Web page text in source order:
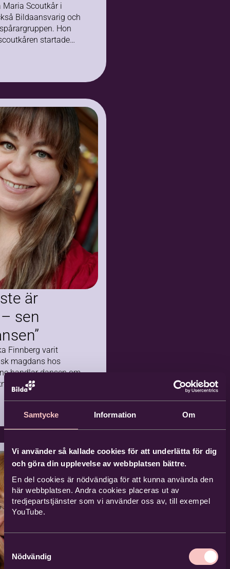
Samtycke Information Om
Vi använder så kallade cookies för att underlätta för dig
och göra din upplevelse av webbplatsen bättre.
En del cookies är nödvändiga för att kunna använda den
här webbplatsen. Andra cookies placeras ut av
tredjepartstjänster som vi använder oss av, till exempel
YouTube.
Nödvändig
Maria Scoutkår i
Bildaansvarig och
Hon
startade
är
sen
Finnberg varit
magdans hos
handlar dansen om
och koreografi.